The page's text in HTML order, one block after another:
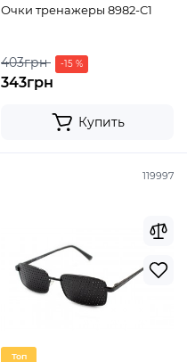
Очки тренажеры 8982-C1
403грн -15 %
343грн
Купить
119997
Топ